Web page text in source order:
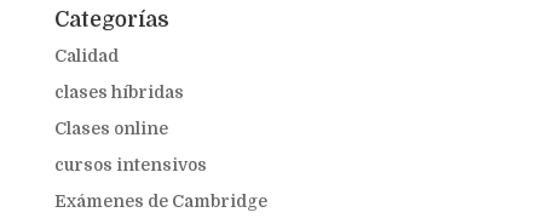
Categorías
Calidad
clases híbridas
Clases online
cursos intensivos
Exámenes de Cambridge